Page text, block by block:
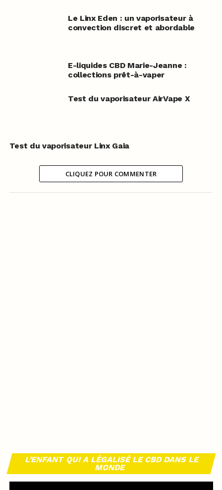
Le Linx Eden : un vaporisateur à
convection discret et abordable
E-liquides CBD Marie-Jeanne :
collections prêt-à-vaper
Test du vaporisateur AirVape X
Test du vaporisateur Linx Gaia
CLIQUEZ POUR COMMENTER
L’ENFANT QUI A LÉGALISÉ LE CBD DANS LE
MONDE